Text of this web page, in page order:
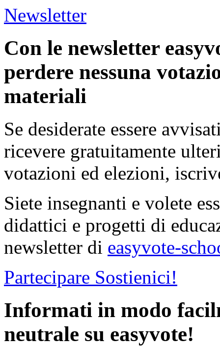
Newsletter
Con le newsletter
perdere nessuna
materiali
Se desiderate essere
ricevere gratuitamente
votazioni ed elezioni,
Siete insegnanti e volete
didattici e progetti di
newsletter di easyvote-
Partecipare Sostienici!
Informati in modo
neutrale su easyvote!